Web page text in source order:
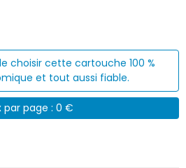
choisir cette cartouche 100 %
et tout aussi fiable.
par page : 0 €